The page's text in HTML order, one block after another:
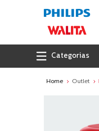
Outlet